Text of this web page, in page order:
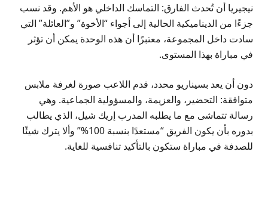
نيجيريا أن تُحدث الفارق: التماسك الداخلي هو الأهم. وقد نسب
جزءًا من الديناميكية الحالية إلى أجواء “الأخوة” و”العائلة” التي
سادت داخل المجموعة، معتبرًا أن هذه الوحدة يمكن أن تؤثر
في مباراة بهذا المستوى.
دون أن يعد بسيناريو محدد، قدم اللاعب صورة لغرفة ملابس
متوافقة: التحضير، والعزيمة، والمسؤولية الجماعية. وهي
رسالة تتماشى مع ما يطلبه المدرب إريك شيل، الذي يطالب
بدوره بأن يكون الفريق “مستعدًا بنسبة 100%” وألا يترك شيئًا
للصدفة في مباراة ستكون بالتأكيد تنافسية للغاية.